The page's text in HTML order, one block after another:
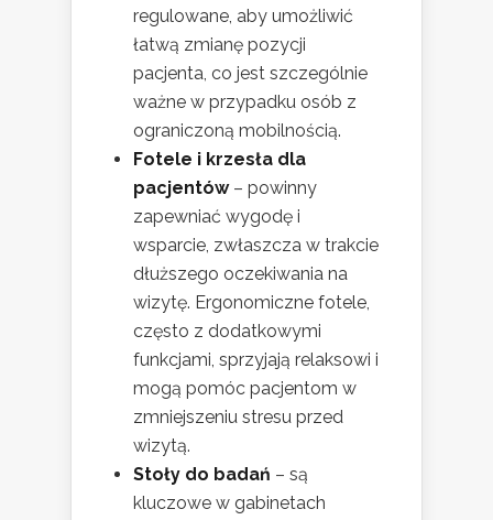
regulowane, aby umożliwić
łatwą zmianę pozycji
pacjenta, co jest szczególnie
ważne w przypadku osób z
ograniczoną mobilnością.
Fotele i krzesła dla
pacjentów– powinny
zapewniać wygodę i
wsparcie, zwłaszcza w trakcie
dłuższego oczekiwania na
wizytę. Ergonomiczne fotele,
często z dodatkowymi
funkcjami, sprzyjają relaksowi i
mogą pomóc pacjentom w
zmniejszeniu stresu przed
wizytą.
Stoły do badań – są
kluczowe w gabinetach